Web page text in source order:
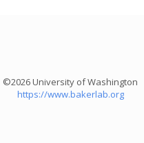
©2026 University of Washington
https://www.bakerlab.org